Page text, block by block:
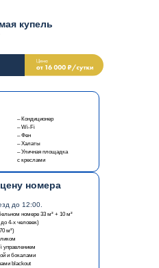
купель
– Кондиционер
– Wi-Fi
– Фен
– Халаты
– Уличная площадка
с креслами
номера
до 12:00.
номере 33 м² + 10 м²
4-х человек)
м²)
управлением
и бокалами
blackout